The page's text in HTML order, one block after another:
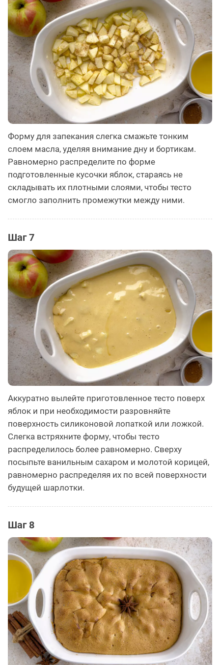
Форму для запекания слегка смажьте тонким
слоем масла, уделяя внимание дну и бортикам.
Равномерно распределите по форме
подготовленные кусочки яблок, стараясь не
складывать их плотными слоями, чтобы тесто
смогло заполнить промежутки между ними.
Шаг 7
Аккуратно вылейте приготовленное тесто поверх
яблок и при необходимости разровняйте
поверхность силиконовой лопаткой или ложкой.
Слегка встряхните форму, чтобы тесто
распределилось более равномерно. Сверху
посыпьте ванильным сахаром и молотой корицей,
равномерно распределяя их по всей поверхности
будущей шарлотки.
Шаг 8